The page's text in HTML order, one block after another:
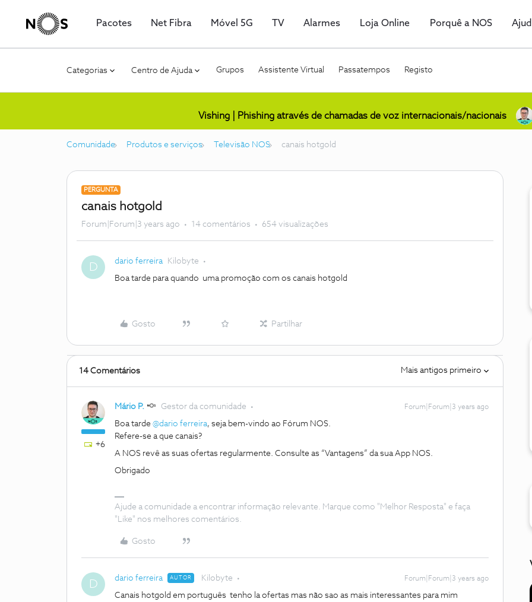
Pacotes Net Fibra Móvel 5G TV Alarmes Loja Online Porquê a NOS
Categorias Centro de Ajuda Grupos Assistente Virtual Passatempos Registo
Vishing | Phishing através de chamadas de voz internacionais/nacionais
Comunidade Produtos e serviços Televisão NOS canais hotgold
PERGUNTA
canais hotgold
Forum|Forum|3 years ago 14 comentários 654 visualizações
D dario ferreira Kilobyte
Boa tarde para quando uma promoção com os canais hotgold
Gosto Partilhar
14 Comentários Mais antigos primeiro
+6
Mário P. Gestor da comunidade Forum|Forum|3 years ago
Boa tarde @dario ferreira, seja bem-vindo ao Fórum NOS.
Refere-se a que canais?
A NOS revê as suas ofertas regularmente. Consulte as “Vantagens” da sua App NOS.
Obrigado
Ajude a comunidade a encontrar informação relevante. Marque como "Melhor Resposta" e faça
"Like" nos melhores comentários.
Gosto
D dario ferreira AUTOR Kilobyte Forum|Forum|3 years ago
Canais hotgold em português tenho la ofertas mas não sao as mais interessantes para mim